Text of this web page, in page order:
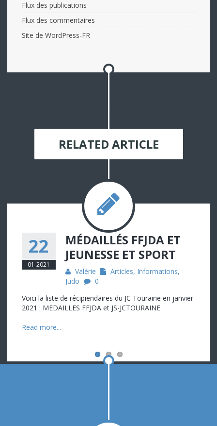
Flux des publications
Flux des commentaires
Site de WordPress-FR
RELATED ARTICLE
22
01-2021
MÉDAILLÉS FFJDA ET
JEUNESSE ET SPORT
Valérie Articles, Informations,
Judo
0
Voici la liste de récipiendaires du JC Touraine en janvier
2021 : MEDAILLES FFJDA et JS-JCTOURAINE
Read more...